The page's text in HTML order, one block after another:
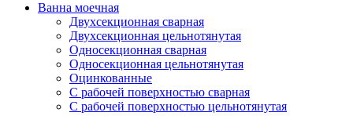
Ванна моечная
Двухсекционная сварная
Двухсекционная цельнотянутая
Односекционная сварная
Односекционная цельнотянутая
Оцинкованные
С рабочей поверхностью сварная
С рабочей поверхностью цельнотянутая